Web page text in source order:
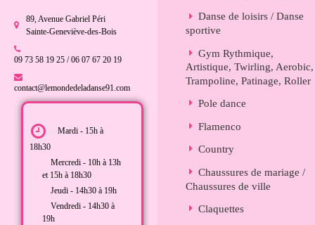
89, Avenue Gabriel Péri
Sainte-Geneviève-des-Bois
09 73 58 19 25 / 06 07 67 20 19
contact@lemondedeladanse91.com
Mardi - 15h à
18h30
Mercredi - 10h à 13h
et 15h à 18h30
Jeudi - 14h30 à 19h
Vendredi - 14h30 à
19h
Danse de loisirs / Danse
sportive
Gym Rythmique,
Artistique, Twirling, Aerobic,
Trampoline, Patinage, Roller
Pole dance
Flamenco
Country
Chaussures de mariage /
Chaussures de ville
Claquettes